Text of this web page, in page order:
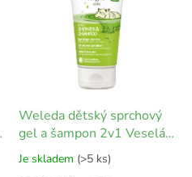
Weleda dětský sprchový
gel a šampon 2v1 Veselá
limetka | 150 ml
Je skladem (>5 ks)